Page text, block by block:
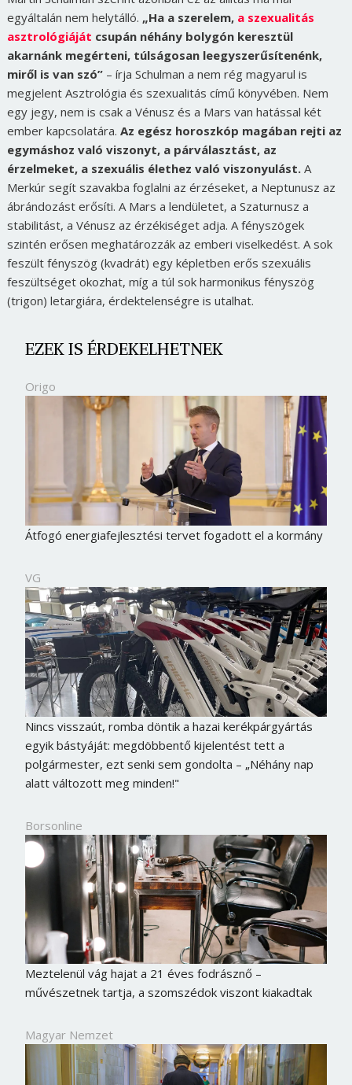
egyáltalán nem helytálló. „Ha a szerelem, a szexualitás
asztrológiáját csupán néhány bolygón keresztül
akarnánk megérteni, túlságosan leegyszerűsítenénk,
miről is van szó”– írja Schulman a nem rég magyarul is
megjelent Asztrológia és szexualitás című könyvében. Nem
egy jegy, nem is csak a Vénusz és a Mars van hatással két
ember kapcsolatára. Az egész horoszkóp magában rejti az
egymáshoz való viszonyt, a párválasztást, az
érzelmeket, a szexuális élethez való viszonyulást.A
Merkúr segít szavakba foglalni az érzéseket, a Neptunusz az
ábrándozást erősíti. A Mars a lendületet, a Szaturnusz a
stabilitást, a Vénusz az érzékiséget adja. A fényszögek
szintén erősen meghatározzák az emberi viselkedést. A sok
feszült fényszög (kvadrát) egy képletben erős szexuális
feszültséget okozhat, míg a túl sok harmonikus fényszög
(trigon) letargiára, érdektelenségre is utalhat.
EZEK IS ÉRDEKELHETNEK
Origo
Átfogó energiafejlesztési tervet fogadott el a kormány
VG
Nincs visszaút, romba döntik a hazai kerékpárgyártás
egyik bástyáját: megdöbbentő kijelentést tett a
polgármester, ezt senki sem gondolta – „Néhány nap
alatt változott meg minden!"
Borsonline
Meztelenül vág hajat a 21 éves fodrásznő –
művészetnek tartja, a szomszédok viszont kiakadtak
Magyar Nemzet